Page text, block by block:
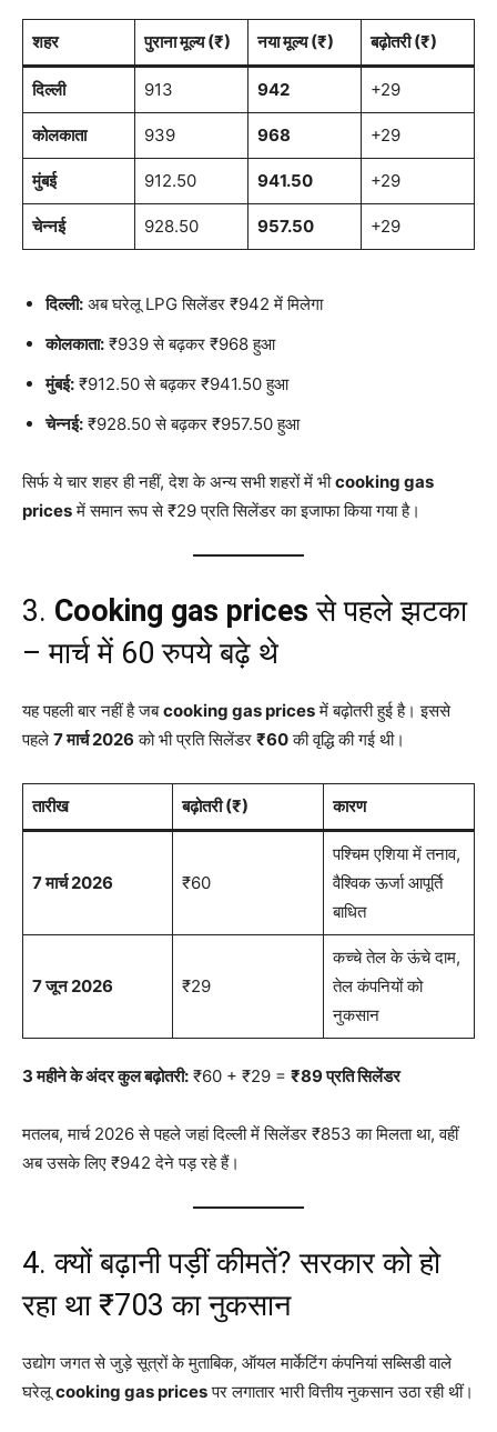
शहर पुराना मूल्य (₹) नया मूल्य (₹) बढ़ोतरी (₹)
दिल्ली 913 942 +29
कोलकाता 939 968 +29
मुंबई 912.50 941.50 +29
चेन्नई 928.50 957.50 +29
दिल्ली: अब घरेलू LPG सिलेंडर ₹942 में मिलेगा
कोलकाता: ₹939 से बढ़कर ₹968 हुआ
मुंबई: ₹912.50 से बढ़कर ₹941.50 हुआ
चेन्नई: ₹928.50 से बढ़कर ₹957.50 हुआ
सिर्फ ये चार शहर ही नहीं, देश के अन्य सभी शहरों में भीcooking gas
pricesमें समान रूप से ₹29 प्रति सिलेंडर का इजाफा किया गया है।
3. Cooking gas prices से पहले झटका
– मार्च में 60 रुपये बढ़े थे
यह पहली बार नहीं है जबcooking gas pricesमें बढ़ोतरी हुई है। इससे
पहले 7 मार्च 2026 को भी प्रति सिलेंडर ₹60की वृद्धि की गई थी।
तारीख बढ़ोतरी (₹) कारण
7 मार्च 2026 ₹60
पश्चिम एशिया में तनाव,
वैश्विक ऊर्जा आपूर्ति
बाधित
7 जून 2026 ₹29
कच्चे तेल के ऊंचे दाम,
तेल कंपनियों को
नुकसान
3 महीने के अंदर कुल बढ़ोतरी: ₹60 + ₹29 = ₹89 प्रति सिलेंडर
मतलब, मार्च 2026 से पहले जहां दिल्ली में सिलेंडर ₹853 का मिलता था, वहीं
अब उसके लिए ₹942 देने पड़ रहे हैं।
4. क्यों बढ़ानी पड़ीं कीमतें? सरकार को हो
रहा था ₹703 का नुकसान
उद्योग जगत से जुड़े सूत्रों के मुताबिक, ऑयल मार्केटिंग कंपनियां सब्सिडी वाले
घरेलूcooking gas pricesपर लगातार भारी वित्तीय नुकसान उठा रही थीं।